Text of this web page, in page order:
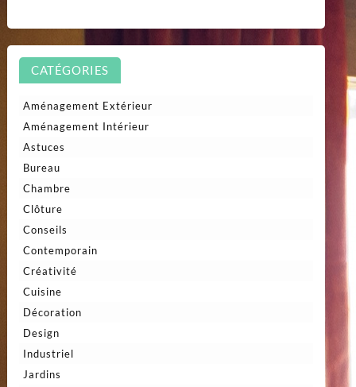
CATÉGORIES
Aménagement Extérieur
Aménagement Intérieur
Astuces
Bureau
Chambre
Clôture
Conseils
Contemporain
Créativité
Cuisine
Décoration
Design
Industriel
Jardins